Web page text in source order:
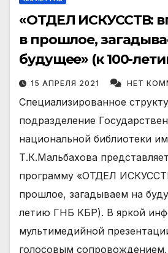
«ОТДЕЛ ИСКУССТВ:
в прошлое,
будущее» (к 100-
15 АПРЕЛЯ 2021 НЕТ
Специализированное
подразделение
национальной библиотеки
Т.К.Мальбахова
программу «ОТДЕЛ
прошлое, загадываем на
летию ГНБ КБР). В яркой
мультимедийной
голосовым